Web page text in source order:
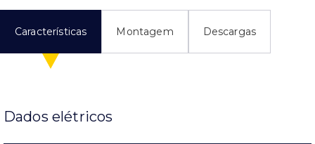
Características Montagem Descargas
Dados elétricos